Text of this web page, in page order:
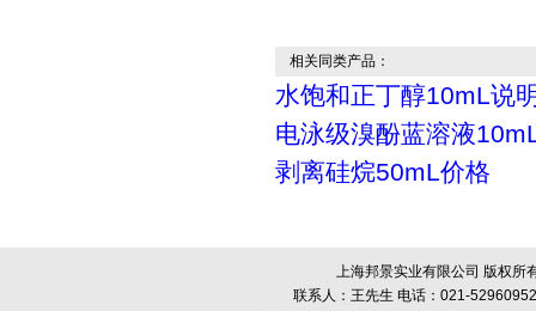
相关同类产品：
水饱和正丁醇10mL说
电泳级溴酚蓝溶液
剥离硅烷50mL价格
上海邦景实业有限公司 版权所
联系人：王先生 电话：021-